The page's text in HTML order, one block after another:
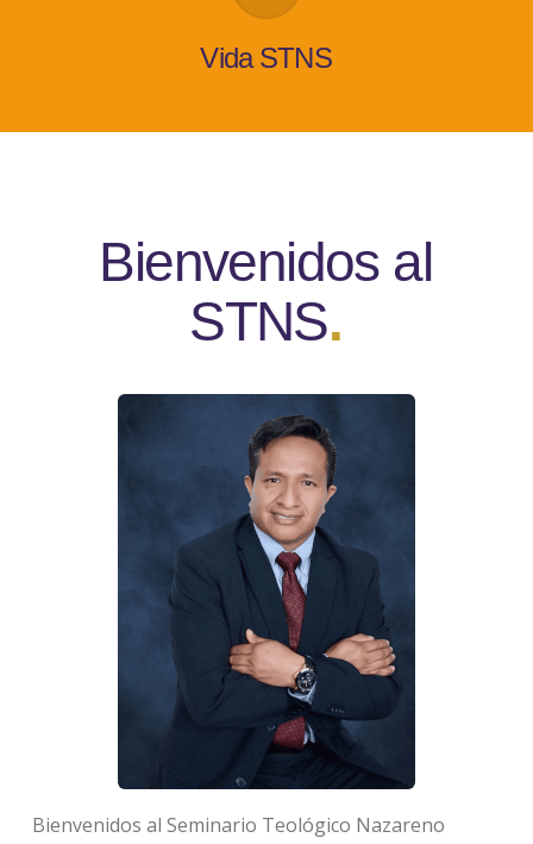
Vida STNS
Bienvenidos al
STNS.
Bienvenidos al Seminario Teológico Nazareno